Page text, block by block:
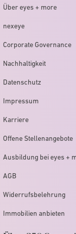
Über eyes + more
nexeye
Corporate Governance
Nachhaltigkeit
Datenschutz
Impressum
Karriere
Offene Stellenangebote
Ausbildung bei eyes +
AGB
Widerrufsbelehrung
Immobilien anbieten